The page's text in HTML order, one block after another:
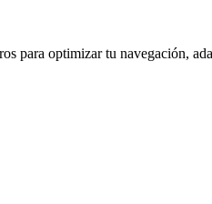
para optimizar tu navegación,